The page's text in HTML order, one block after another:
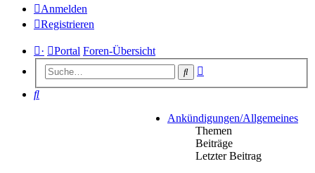
Anmelden
Registrieren
· Portal Foren-Übersicht
Suche
Suche
Ankündigungen/Allgemeines
Themen
Beiträge
Letzter Beitrag